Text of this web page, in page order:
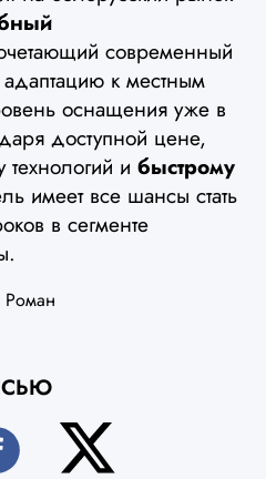
современный
к местным
оснащения уже в
доступной цене,
и быстрому
имеет все шансы стать
в сегменте
Роман